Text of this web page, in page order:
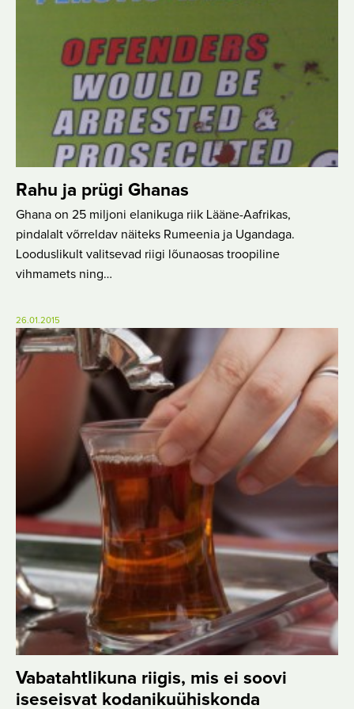
Rahu ja prügi Ghanas
Ghana on 25 miljoni elanikuga riik Lääne-Aafrikas,
pindalalt võrreldav näiteks Rumeenia ja Ugandaga.
Looduslikult valitsevad riigi lõunaosas troopiline
vihmamets ning…
26.01.2015
Vabatahtlikuna riigis, mis ei soovi
iseseisvat kodanikuühiskonda